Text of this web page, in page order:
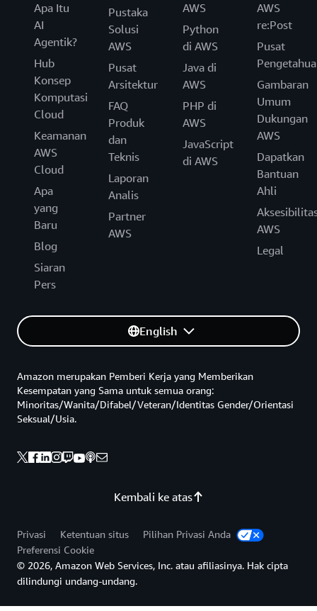
Apa Itu
AI
Agentik?
Hub
Konsep
Komputasi
Cloud
Keamanan
AWS
Cloud
Apa
yang
Baru
Blog
Siaran
Pers
Pustaka
Solusi
AWS
Pusat
Arsitektur
FAQ
Produk
dan
Teknis
Laporan
Analis
Partner
AWS
AWS
Python
di AWS
Java di
AWS
PHP di
AWS
JavaScript
di AWS
AWS
re:Post
Pusat
Gambaran
Umum
Dukungan
AWS
Dapatkan
Bantuan
Ahli
AWS
Legal
English
Kembali ke atas
Amazon merupakan Pemberi Kerja yang Memberikan
Kesempatan yang Sama untuk semua orang:
Minoritas/Wanita/Difabel/Veteran/Identitas Gender/Orientasi
Seksual/Usia.
Privasi Ketentuan situs
Pilihan Privasi Anda
Preferensi Cookie
© 2026, Amazon Web Services, Inc. atau afiliasinya. Hak cipta
dilindungi undang-undang.